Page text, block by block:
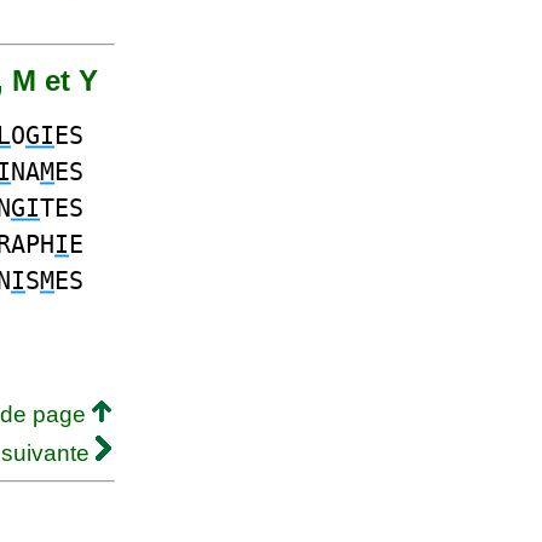
M et Y
LOGIES
INAMES
GITES
IE
ISMES
page